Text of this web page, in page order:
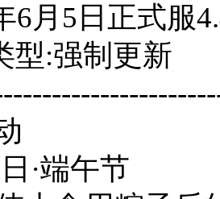
6月5日正式服
型:强制更新
·端午节